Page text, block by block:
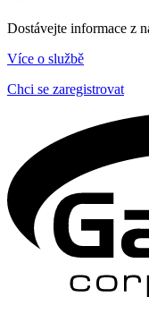
Dostávejte informace z
Více o službě
Chci se zaregistrovat